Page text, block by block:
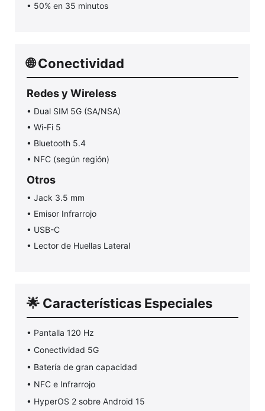
• 50% en 35 minutos
🌐 Conectividad
Redes y Wireless
• Dual SIM 5G (SA/NSA)
• Wi-Fi 5
• Bluetooth 5.4
• NFC (según región)
Otros
• Jack 3.5 mm
• Emisor Infrarrojo
• USB-C
• Lector de Huellas Lateral
🌟 Características Especiales
• Pantalla 120 Hz
• Conectividad 5G
• Batería de gran capacidad
• NFC e Infrarrojo
• HyperOS 2 sobre Android 15